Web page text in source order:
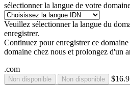
sélectionner la langue de votre
Veuillez sélectionner la langue du
enregistrer.
Continuez pour enregistrer ce
domaine chez nous et prolongez d'un
.com
Non disponible Non disponible